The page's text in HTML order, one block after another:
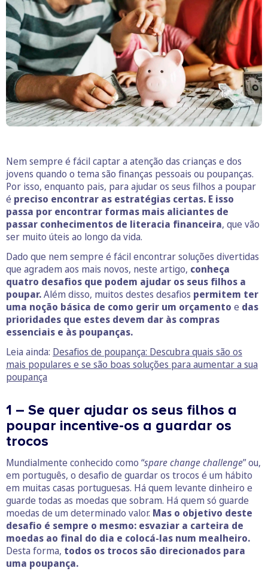
Nem sempre é fácil captar a atenção das crianças e dos
jovens quando o tema são finanças pessoais ou poupanças.
Por isso, enquanto pais, para ajudar os seus filhos a poupar
é preciso encontrar as estratégias certas. E isso
passa por encontrar formas mais aliciantes de
passar conhecimentos de literacia financeira, que vão
ser muito úteis ao longo da vida.
Dado que nem sempre é fácil encontrar soluções divertidas
que agradem aos mais novos, neste artigo, conheça
quatro desafios que podem ajudar os seus filhos a
poupar.Além disso, muitos destes desafios permitem ter
uma noção básica de como gerir um orçamento e das
prioridades que estes devem dar às compras
essenciais e às poupanças.
Leia ainda: Desafios de poupança: Descubra quais são os
mais populares e se são boas soluções para aumentar a sua
poupança
1 – Se quer ajudar os seus filhos a
poupar incentive-os a guardar os
trocos
Mundialmente conhecido como “spare change challenge” ou,
em português, o desafio de guardar os trocos é um hábito
em muitas casas portuguesas. Há quem levante dinheiro e
guarde todas as moedas que sobram. Há quem só guarde
moedas de um determinado valor. Mas o objetivo deste
desafio é sempre o mesmo: esvaziar a carteira de
moedas ao final do dia e colocá-las num mealheiro.
Desta forma, todos os trocos são direcionados para
uma poupança.